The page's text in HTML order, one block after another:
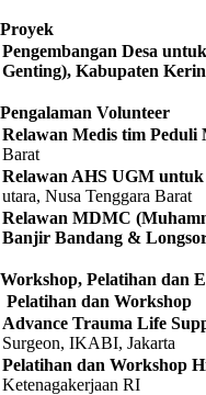
Proyek
Pengembangan Desa
Genting), Kabupaten
Pengalaman Volunteer
Relawan Medis tim
Barat
Relawan AHS UGM
utara, Nusa Tenggara Barat
Relawan MDMC
Banjir Bandang &
Workshop, Pelatihan dan E
Pelatihan dan Workshop
Advance Trauma Life
Surgeon, IKABI, Jakarta
Pelatihan dan Workshop
Ketenagakerjaan RI